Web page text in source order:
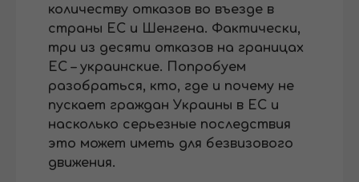
количеству отказов во въезде в
страны ЕС и Шенгена. Фактически,
три из десяти отказов на границах
ЕС – украинские. Попробуем
разобраться, кто, где и почему не
пускает граждан Украины в ЕС и
насколько серьезные последствия
это может иметь для безвизового
движения.